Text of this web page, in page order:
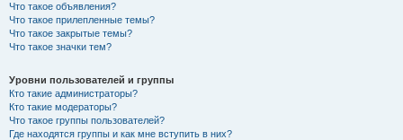
Что такое объявления?
Что такое прилепленные темы?
Что такое закрытые темы?
Что такое значки тем?
Уровни пользователей и группы
Кто такие администраторы?
Кто такие модераторы?
Что такое группы пользователей?
Где находятся группы и как мне вступить в них?